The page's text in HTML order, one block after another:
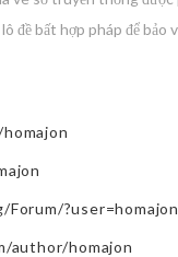
đề bất hợp pháp để bảo
?user=homajon
author/homajon